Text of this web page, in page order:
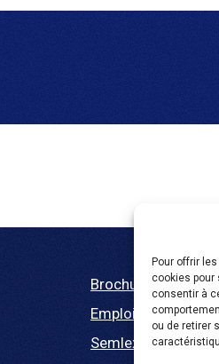
Pour offrir
cookies pour
consentir à
ou de retirer
Brochure
Emploi
Semlex For